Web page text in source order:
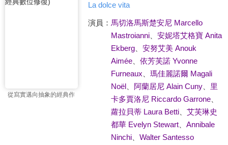
從寫實邁向抽象的經典作
La dolce vita
演員： 馬切洛馬斯楚安尼 Marcello
Mastroianni、 安妮塔艾格寶 Anita
Ekberg、 安努艾美 Anouk
Aimée、 依芳芙諾 Yvonne
Furneaux
瑪佳麗諾爾 Magali
Noël、 阿蘭居尼 Alain Cuny、 里
卡多賈洛尼 Riccardo Garrone、
蘿拉貝蒂 Laura Betti、 艾芙琳史
都華 Evelyn Stewart、 Annibale
Ninchi、 Walter Santesso